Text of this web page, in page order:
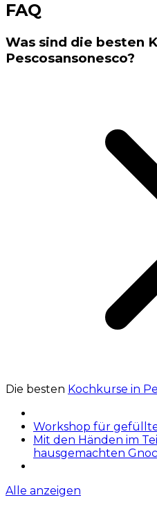
FAQ
Was sind die besten
Pescosansonesco?
Die besten Kochkurse in
Workshop für
Mit den Händen im
hausgemachten
Alle anzeigen